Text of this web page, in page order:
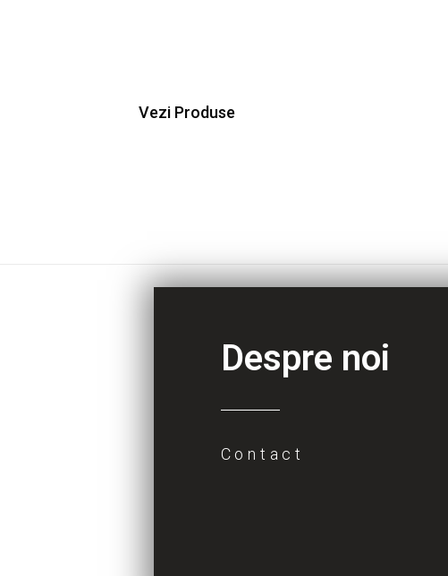
Vezi Produse
Despre noi
Contact